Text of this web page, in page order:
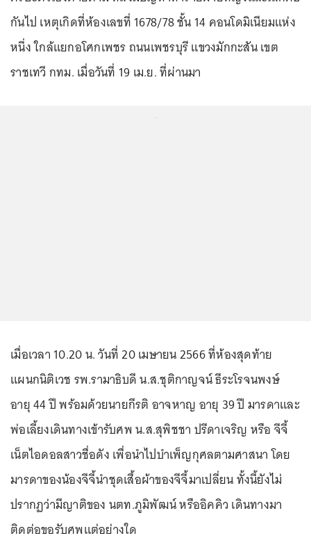
กันไป เหตุเกิดที่ห้องเลขที่ 1678/78 ชั้น 14 คอนโดมิเนียมแห่ง
หนึ่ง ใกล้แยกอโศกเพชร ถนนเพชรบุรี แขวงมักกะสัน เขต
ราชเทวี กทม. เมื่อวันที่ 19 เม.ย. ที่ผ่านมา
เมื่อเวลา 10.20 น. วันที่ 20 เมษายน 2566 ที่ห้องสุดท้าย
แผนกนิติเวช รพ.รามาธิบดี น.ส.ชุติกาญจน์ ธีระโรจนพงษ์
อายุ 44 ปี พร้อมด้วยนายกีรติ อาจหาญ อายุ 39 ปี มารดาและ
พ่อเลี้ยงเดินทางเข้ารับศพ น.ส.สุพิชชา ปรีดาเจริญ หรือ จีจี้
เน็ตไอดอลสาวชื่อดัง เพื่อนำไปบำเพ็ญกุศลตามศาสนา โดย
มารดาของน้องจีจี้นำชุดเสื้อผ้าของจีจี้มาเปลี่ยน ทั้งนี้ยังไม่
ปรากฏว่ามีญาติของ นตท.ภูมิพัฒน์ หรืออิคคิว เดินทางมา
ติดต่อขอรับศพแต่อย่างใด